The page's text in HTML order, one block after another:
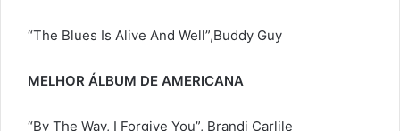
“The Blues Is Alive And Well”,Buddy Guy
MELHOR ÁLBUM DE AMERICANA
“By The Way, I Forgive You”, Brandi Carlile